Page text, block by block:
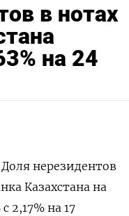
в нотах
на 24
нерезидентов
Казахстана на
2,17% на 17